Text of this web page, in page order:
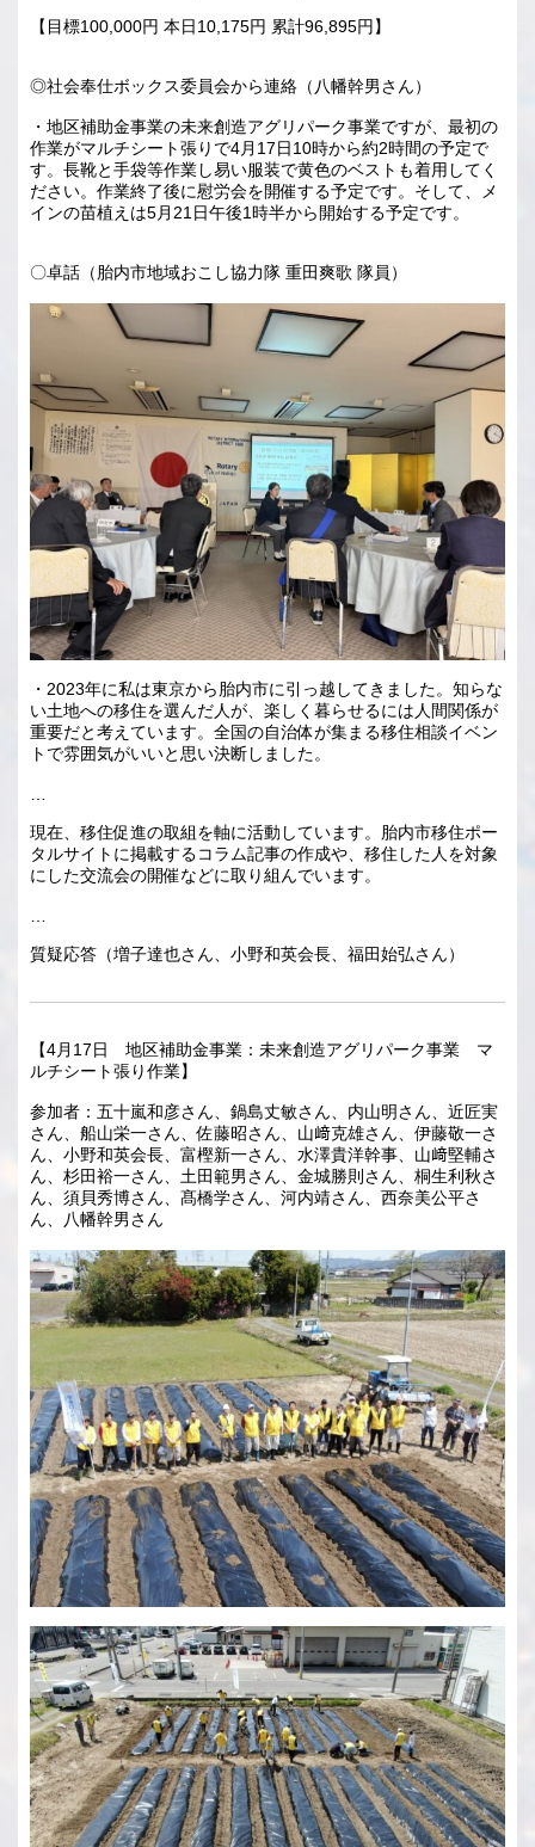
【目標100,000円 本日10,175円 累計96,895円】
◎社会奉仕ボックス委員会から連絡（八幡幹男さん）
・地区補助金事業の未来創造アグリパーク事業ですが、最初の
作業がマルチシート張りで4月17日10時から約2時間の予定で
す。長靴と手袋等作業し易い服装で黄色のベストも着用してく
ださい。作業終了後に慰労会を開催する予定です。そして、メ
インの苗植えは5月21日午後1時半から開始する予定です。
〇卓話（胎内市地域おこし協力隊 重田爽歌 隊員）
・2023年に私は東京から胎内市に引っ越してきました。知らな
い土地への移住を選んだ人が、楽しく暮らせるには人間関係が
重要だと考えています。全国の自治体が集まる移住相談イベン
トで雰囲気がいいと思い決断しました。
現在、移住促進の取組を軸に活動しています。胎内市移住ポー
タルサイトに掲載するコラム記事の作成や、移住した人を対象
にした交流会の開催などに取り組んでいます。
質疑応答（増子達也さん、小野和英会長、福田始弘さん）
【4月17日 地区補助金事業：未来創造アグリパーク事業 マ
ルチシート張り作業】
参加者：五十嵐和彦さん、鍋島丈敏さん、内山明さん、近匠実
さん、船山栄一さん、佐藤昭さん、山﨑克雄さん、伊藤敬一さ
ん、小野和英会長、富樫新一さん、水澤貴洋幹事、山﨑堅輔さ
ん、杉田裕一さん、土田範男さん、金城勝則さん、桐生利秋さ
ん、須貝秀博さん、髙橋学さん、河内靖さん、西奈美公平さ
ん、八幡幹男さん